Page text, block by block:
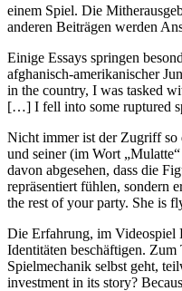
einem Spiel. Die
anderen Beiträgen werden
Einige Essays springen
afghanisch-amerikanischer
in the country, I was tasked
[…] I fell into some ruptured
Nicht immer ist der Zugriff so
und seiner (im Wort
davon abgesehen, dass die
repräsentiert fühlen, sondern
the rest of your party. She is
Die Erfahrung, im Videospiel
Identitäten beschäftigen. Zum
Spielmechanik selbst geht,
investment in its story?